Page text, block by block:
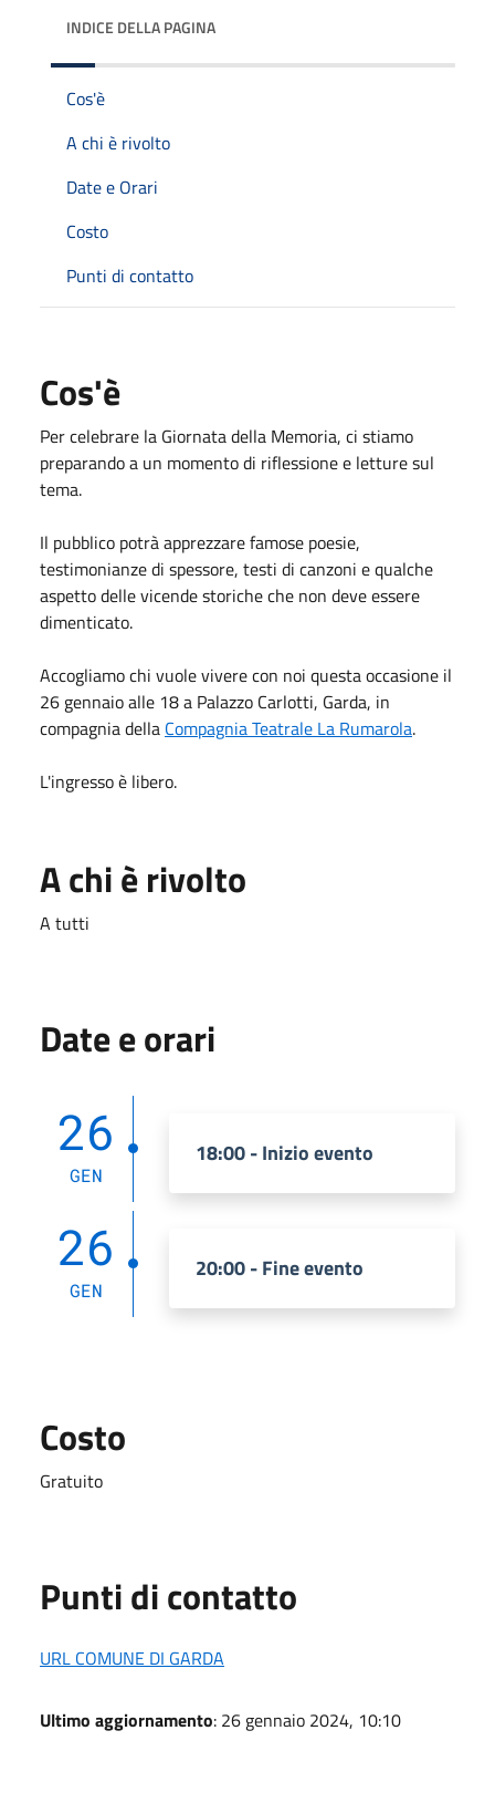
INDICE DELLA PAGINA
Cos'è
A chi è rivolto
Date e Orari
Costo
Punti di contatto
Cos'è
Per celebrare la Giornata della Memoria, ci stiamo
preparando a un momento di riflessione e letture sul
tema.
Il pubblico potrà apprezzare famose poesie,
testimonianze di spessore, testi di canzoni e qualche
aspetto delle vicende storiche che non deve essere
dimenticato.
Accogliamo chi vuole vivere con noi questa occasione il
26 gennaio alle 18 a Palazzo Carlotti, Garda, in
compagnia della Compagnia Teatrale La Rumarola.
L'ingresso è libero.
A chi è rivolto
A tutti
Date e orari
26
GEN
18:00 - Inizio evento
26
GEN
20:00 - Fine evento
Costo
Gratuito
Punti di contatto
URL COMUNE DI GARDA
Ultimo aggiornamento: 26 gennaio 2024, 10:10